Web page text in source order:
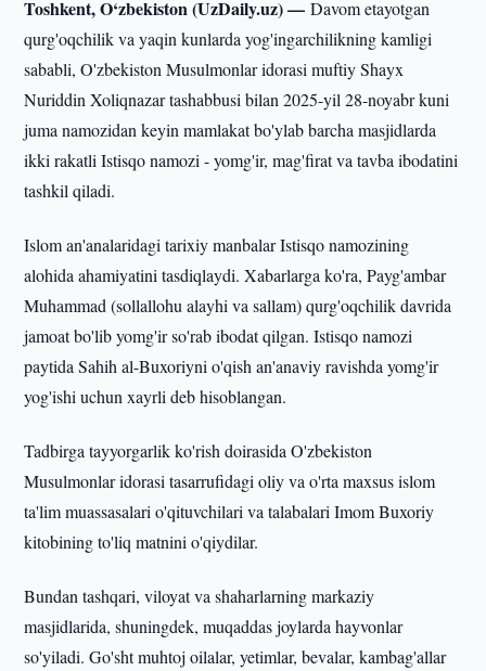
Toshkent, O‘zbekiston (UzDaily.uz) —Davom etayotgan
qurg'oqchilik va yaqin kunlarda yog'ingarchilikning kamligi
sababli, O'zbekiston Musulmonlar idorasi muftiy Shayx
Nuriddin Xoliqnazar tashabbusi bilan 2025-yil 28-noyabr kuni
juma namozidan keyin mamlakat bo'ylab barcha masjidlarda
ikki rakatli Istisqo namozi - yomg'ir, mag'firat va tavba ibodatini
tashkil qiladi.
Islom an'analaridagi tarixiy manbalar Istisqo namozining
alohida ahamiyatini tasdiqlaydi. Xabarlarga ko'ra, Payg'ambar
Muhammad (sollallohu alayhi va sallam) qurg'oqchilik davrida
jamoat bo'lib yomg'ir so'rab ibodat qilgan. Istisqo namozi
paytida Sahih al-Buxoriyni o'qish an'anaviy ravishda yomg'ir
yog'ishi uchun xayrli deb hisoblangan.
Tadbirga tayyorgarlik ko'rish doirasida O'zbekiston
Musulmonlar idorasi tasarrufidagi oliy va o'rta maxsus islom
ta'lim muassasalari o'qituvchilari va talabalari Imom Buxoriy
kitobining to'liq matnini o'qiydilar.
Bundan tashqari, viloyat va shaharlarning markaziy
masjidlarida, shuningdek, muqaddas joylarda hayvonlar
so'yiladi. Go'sht muhtoj oilalar, yetimlar, bevalar, kambag'allar